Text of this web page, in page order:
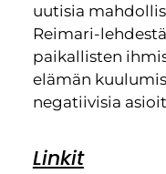
uutisia
Reimari-
paikallisten
elämän
negatiivisia
Linkit